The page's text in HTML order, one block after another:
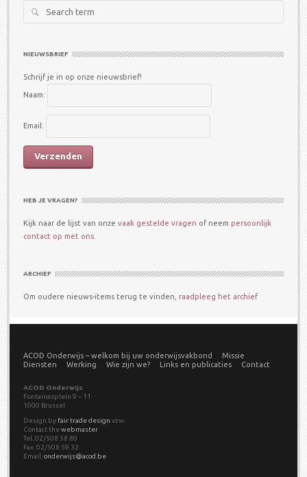
Search
NIEUWSBRIEF
Schrijf je in op onze nieuwsbrief!
Naam:
Email:
HEB JE VRAGEN?
Kijk naar de lijst van onze vaak gestelde vragen of neem persoonlijk
contact op met ons.
ARCHIEF
Om oudere nieuws-items terug te vinden, raadpleeg het archief
ACOD Onderwijs – welkom bij uw onderwijsvakbond
Missie
Diensten
Werking Wie zijn we? Links en publicaties Contact
ACOD Onderwijs
Fontainasplein 9 – 11
1000 Brussel
Design by fair trade design vzw.
Contact thewebmaster
Tel. 02/508 58 80
Fax. 02/508 59 32
Email:onderwijs@acod.be